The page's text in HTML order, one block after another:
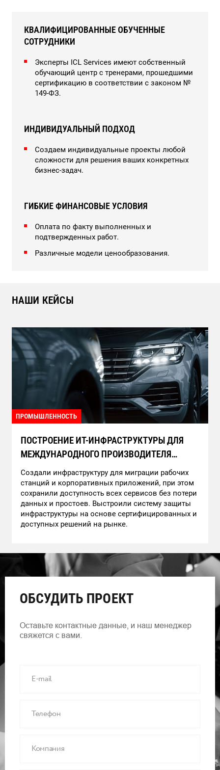
КВАЛИФИЦИРОВАННЫЕ ОБУЧЕННЫЕ
СОТРУДНИКИ
Эксперты ICL Services имеют собственный
обучающий центр с тренерами, прошедшими
сертификацию в соответствии с законом №
149-ФЗ.
ИНДИВИДУАЛЬНЫЙ ПОДХОД
Создаем индивидуальные проекты любой
сложности для решения ваших конкретных
бизнес-задач.
ГИБКИЕ ФИНАНСОВЫЕ УСЛОВИЯ
Оплата по факту выполненных и
подтвержденных работ.
Различные модели ценообразования.
НАШИ КЕЙСЫ
ПРОМЫШЛЕННОСТЬ
ПОСТРОЕНИЕ ИТ-ИНФРАСТРУКТУРЫ ДЛЯ
МЕЖДУНАРОДНОГО ПРОИЗВОДИТЕЛЯ
АВТОМОБИЛЕЙ
Создали инфраструктуру для миграции рабочих
станций и корпоративных приложений, при этом
сохранили доступность всех сервисов без потери
данных и простоев. Выстроили систему защиты
инфраструктуры на основе сертифицированных и
доступных решений на рынке.
ОБСУДИТЬ ПРОЕКТ
Оставьте контактные данные, и наш менеджер
свяжется с вами.